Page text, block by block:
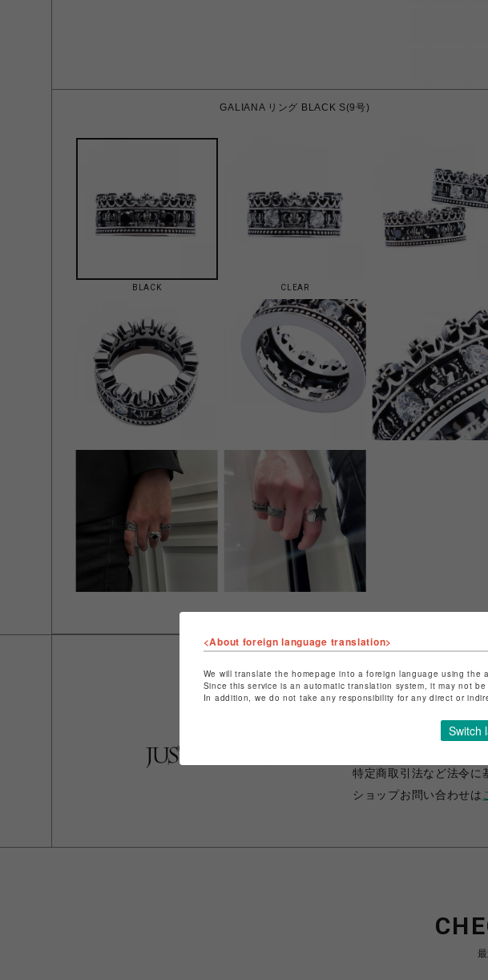
GALIANA リング BLACK S(9号)
BLACK CLEAR
JUSTIN
名古屋
特定商取引法など法令に
ショップお問い合わせは
<About foreign language translation>
We will translate the homepage into a foreign language using the
Since this service is an automatic translation system, it may not
In addition, we do not take any responsibility for any direct or
Switch